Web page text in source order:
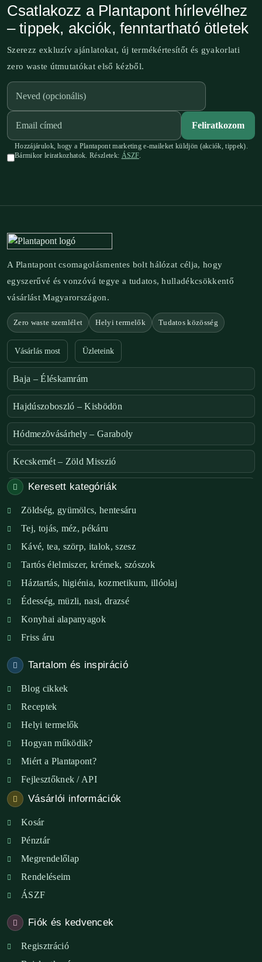
Csatlakozz a Plantapont hírlevélhez
– tippek, akciók, fenntartható ötletek
Szerezz exkluzív ajánlatokat, új termékértesítőt és gyakorlati
zero waste útmutatókat első kézből.
Feliratkozom
Hozzájárulok, hogy a Plantapont marketing e-maileket küldjön (akciók, tippek).
Bármikor leiratkozhatok. Részletek: ÁSZF.
A Plantapont csomagolásmentes bolt hálózat célja, hogy
egyszerűvé és vonzóvá tegye a tudatos, hulladékcsökkentő
vásárlást Magyarországon.
Zero waste szemlélet Helyi termelők Tudatos közösség
Vásárlás most Üzleteink
Baja – Éléskamrám
Hajdúszoboszló – Kisbödön
Hódmezõvásárhely – Garaboly
Kecskemét – Zöld Misszió
Székesfehérvár – Zöld Sarok
Verőce – Miegymás
XI. ker. – Lemérem
XIX. ker. – Boldog Föld
XVIII. ker. – Eni Mag-ház
XXIII. ker. – Panelpék
Keresett kategóriák
Zöldség, gyümölcs, hentesáru
Tej, tojás, méz, pékáru
Kávé, tea, szörp, italok, szesz
Tartós élelmiszer, krémek, szószok
Háztartás, higiénia, kozmetikum, illóolaj
Édesség, müzli, nasi, drazsé
Konyhai alapanyagok
Friss áru
Tartalom és inspiráció
Blog cikkek
Receptek
Helyi termelők
Hogyan működik?
Miért a Plantapont?
Fejlesztőknek / API
Vásárlói információk
Kosár
Pénztár
Megrendelőlap
Rendeléseim
ÁSZF
Fiók és kedvencek
Regisztráció